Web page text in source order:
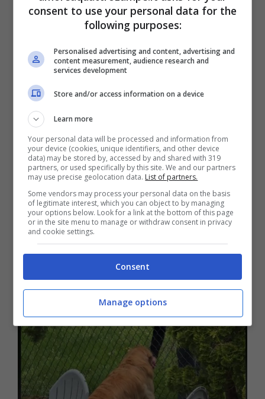
dolcissimo che ha
emozionato il Web
Grazie al video postato sul canale social del
cane, @wally.meets.world, i suoi padroni
hanno mostrato a tutti quanta dolcezza vi è
in questa speciale relazione nata tra una
donna gentile e un cane così affettuoso. Non
hanno tardato ad arrivare i commenti di
persone che vorrebbero un vicino di casa
come Wally, che hanno sottolineato quanto
fossefortunata la signora e i padroni
stessi di questo adorabile quattro zampe
consent to use your personal data for the
following purposes:
Personalised advertising and content, advertising and
content measurement, audience research and
services development
Store and/or access information on a device
Learn more
Your personal data will be processed and information from
your device (cookies, unique identifiers, and other device
data) may be stored by, accessed by and shared with 319
partners, or used specifically by this site. We and our partners
may use precise geolocation data. List of partners.
Some vendors may process your personal data on the basis
of legitimate interest, which you can object to by managing
your options below. Look for a link at the bottom of this page
or in the site menu to manage or withdraw consent in privacy
and cookie settings.
Consent
Manage options